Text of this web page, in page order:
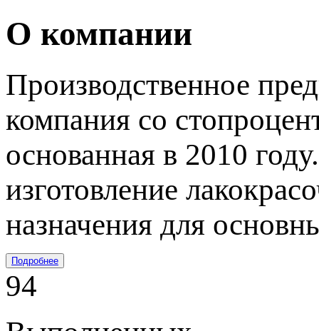
О компании
Производственное
компания со
основанная в 2010
изготовление
назначения для
Подробнее
94